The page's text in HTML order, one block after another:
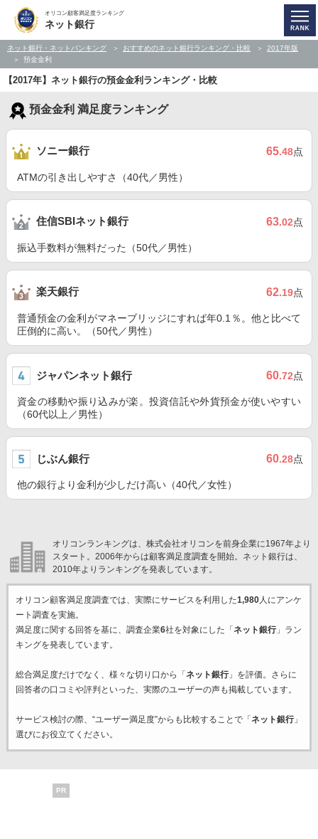
オリコン顧客満足度ランキング
ネット銀行
ネット銀行・ネットバンキング おすすめのネット銀行ランキング・比較
2017年版
預金金利
【2017年】ネット銀行の預金金利ランキング・比較
預金金利 満足度ランキング
ソニー銀行 65.48点
ATMの引き出しやすさ（40代／男性）
住信SBIネット銀行 63.02点
振込手数料が無料だった（50代／男性）
楽天銀行 62.19点
普通預金の金利がマネーブリッジにすれば年0.1％。他と比べて
圧倒的に高い。（50代／男性）
ジャパンネット銀行 60.72点
資金の移動や振り込みが楽。投資信託や外貨預金が使いやすい
（60代以上／男性）
じぶん銀行 60.28点
他の銀行より金利が少しだけ高い（40代／女性）
オリコンランキングは、株式会社オリコンを前身企業に1967年より
スタート。2006年からは顧客満足度調査を開始。ネット銀行は、
2010年よりランキングを発表しています。
オリコン顧客満足度調査では、実際にサービスを利用した1,980人にアンケ
ート調査を実施。
満足度に関する回答を基に、調査企業6社を対象にした「 ネット銀行」ラン
キングを発表しています。
総合満足度だけでなく、様々な切り口から「 ネット銀行」を評価。さらに
回答者の口コミや評判といった、実際のユーザーの声も掲載しています。
サービス検討の際、“ユーザー満足度”からも比較することで「 ネット銀行」
選びにお役立てください。
PR